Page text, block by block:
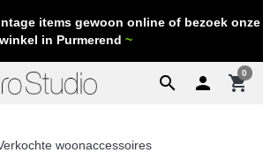
items gewoon online of bezoek onze
winkel in Purmerend ~
search  shopping_cart
0
woonaccessoires